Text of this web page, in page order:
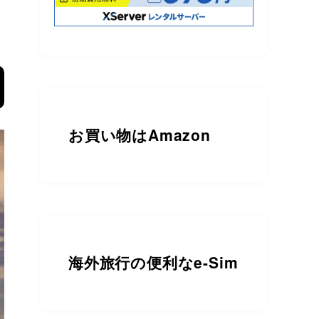
お買い物はAmazon
海外旅行の便利なe-Sim